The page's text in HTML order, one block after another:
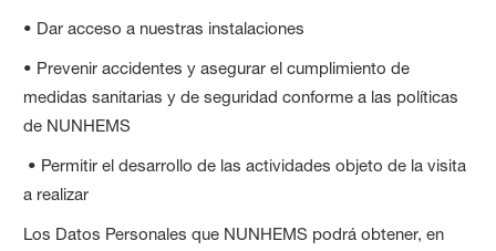
• Dar acceso a nuestras instalaciones
• Prevenir accidentes y asegurar el cumplimiento de
medidas sanitarias y de seguridad conforme a las políticas
de NUNHEMS
• Permitir el desarrollo de las actividades objeto de la visita
a realizar
Los Datos Personales que NUNHEMS podrá obtener, en